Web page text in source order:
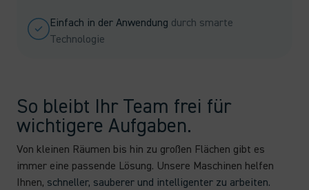
Einfach in der Anwendung durch smarte
Technologie
So bleibt Ihr Team frei für
wichtigere Aufgaben.
Von kleinen Räumen bis hin zu großen Flächen gibt es
immer eine passende Lösung. Unsere Maschinen helfen
Ihnen, schneller, sauberer und intelligenter zu arbeiten.